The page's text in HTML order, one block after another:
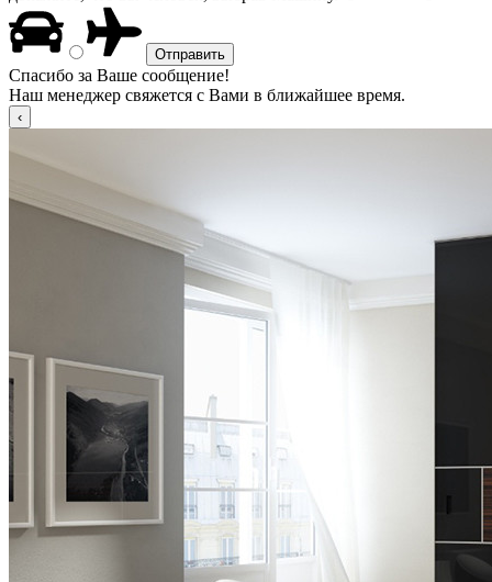
Спасибо за Ваше сообщение!
Наш менеджер свяжется с Вами в ближайшее время.